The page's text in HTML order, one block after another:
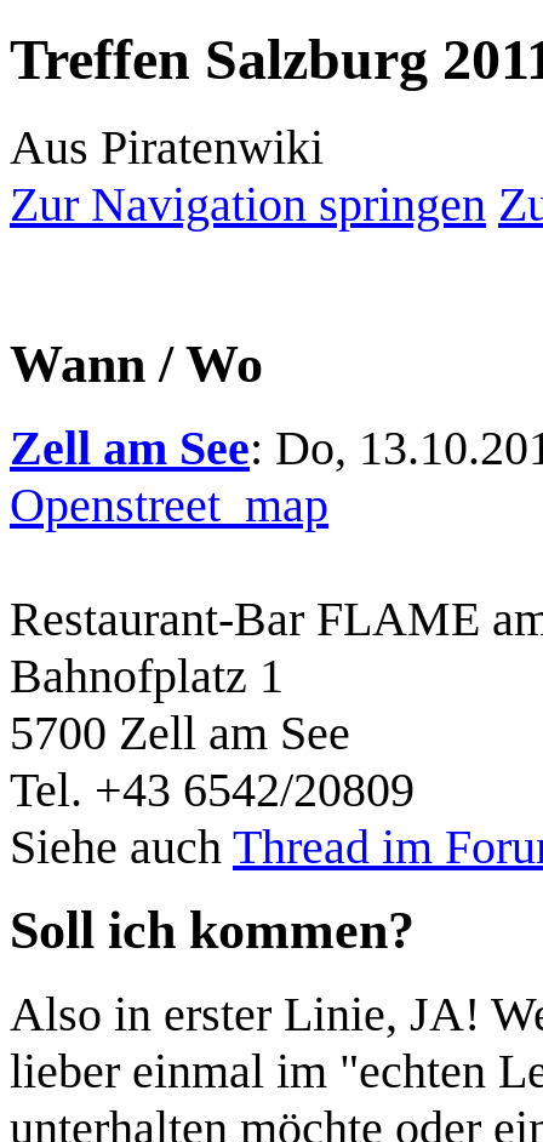
Treffen Salzburg
Aus Piratenwiki
Zur Navigation springen
Wann / Wo
Zell am See: Do,
Openstreet_map
Restaurant-Bar FLAME
Bahnofplatz 1
5700 Zell am See
Tel. +43 6542/20809
Siehe auch Thread im
Soll ich kommen?
Also in erster Linie, JA!
lieber einmal im "echten
unterhalten möchte oder